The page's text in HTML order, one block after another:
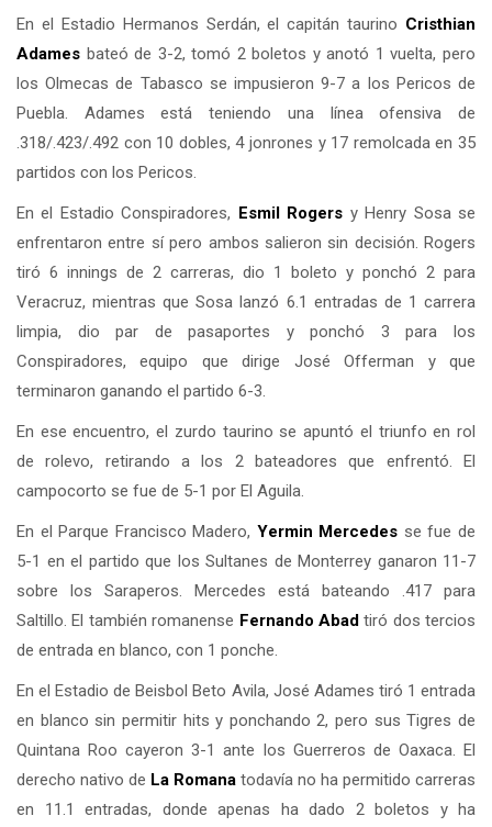
En el Estadio Hermanos Serdán, el capitán taurino Cristhian
Adames bateó de 3-2, tomó 2 boletos y anotó 1 vuelta, pero
los Olmecas de Tabasco se impusieron 9-7 a los Pericos de
Puebla. Adames está teniendo una línea ofensiva de
.318/.423/.492 con 10 dobles, 4 jonrones y 17 remolcada en 35
partidos con los Pericos.
En el Estadio Conspiradores, Esmil Rogers y Henry Sosa se
enfrentaron entre sí pero ambos salieron sin decisión. Rogers
tiró 6 innings de 2 carreras, dio 1 boleto y ponchó 2 para
Veracruz, mientras que Sosa lanzó 6.1 entradas de 1 carrera
limpia, dio par de pasaportes y ponchó 3 para los
Conspiradores, equipo que dirige José Offerman y que
terminaron ganando el partido 6-3.
En ese encuentro, el zurdo taurino se apuntó el triunfo en rol
de rolevo, retirando a los 2 bateadores que enfrentó. El
campocorto se fue de 5-1 por El Aguila.
En el Parque Francisco Madero, Yermin Mercedes se fue de
5-1 en el partido que los Sultanes de Monterrey ganaron 11-7
sobre los Saraperos. Mercedes está bateando .417 para
Saltillo. El también romanense Fernando Abadtiró dos tercios
de entrada en blanco, con 1 ponche.
En el Estadio de Beisbol Beto Avila, José Adames tiró 1 entrada
en blanco sin permitir hits y ponchando 2, pero sus Tigres de
Quintana Roo cayeron 3-1 ante los Guerreros de Oaxaca. El
derecho nativo de La Romana todavía no ha permitido carreras
en 11.1 entradas, donde apenas ha dado 2 boletos y ha